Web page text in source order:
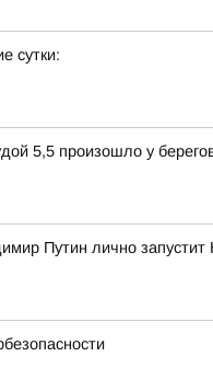
сутки:
5,5 произошло у
Путин лично